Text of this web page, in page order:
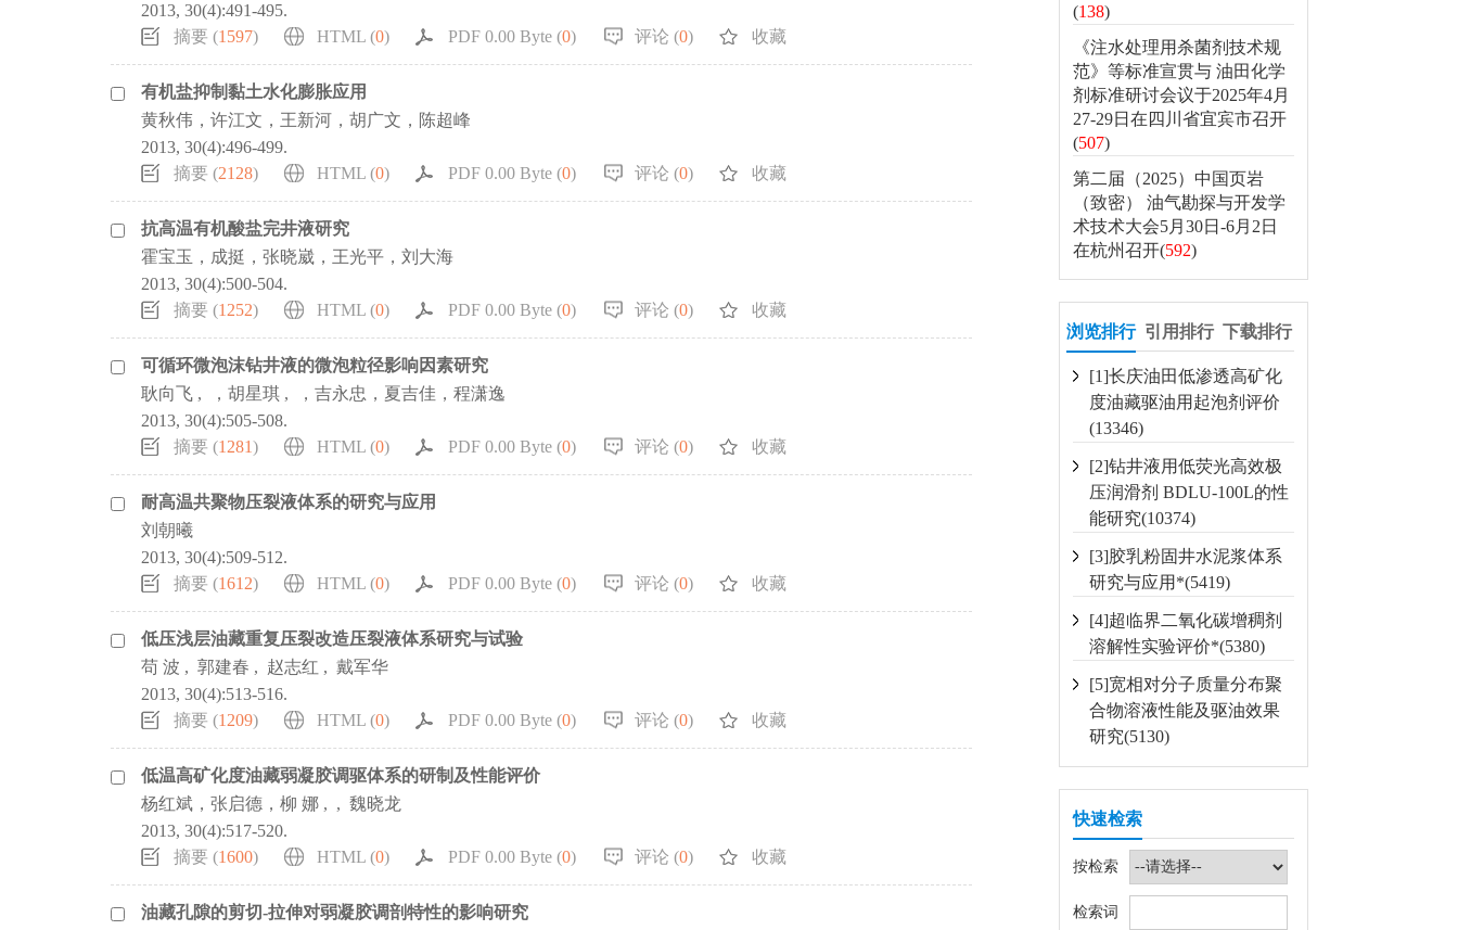
2013, 30(4):491-495.
摘要 (1597) HTML (0) PDF 0.00 Byte (0) 评论 (0) 收藏
有机盐抑制黏土水化膨胀应用
黄秋伟，许江文，王新河，胡广文，陈超峰
2013, 30(4):496-499.
摘要 (2128) HTML (0) PDF 0.00 Byte (0) 评论 (0) 收藏
抗高温有机酸盐完井液研究
霍宝玉，成挺，张晓崴，王光平，刘大海
2013, 30(4):500-504.
摘要 (1252) HTML (0) PDF 0.00 Byte (0) 评论 (0) 收藏
可循环微泡沫钻井液的微泡粒径影响因素研究
耿向飞 , ，胡星琪 , ，吉永忠，夏吉佳，程潇逸
2013, 30(4):505-508.
摘要 (1281) HTML (0) PDF 0.00 Byte (0) 评论 (0) 收藏
耐高温共聚物压裂液体系的研究与应用
刘朝曦
2013, 30(4):509-512.
摘要 (1612) HTML (0) PDF 0.00 Byte (0) 评论 (0) 收藏
低压浅层油藏重复压裂改造压裂液体系研究与试验
苟 波 , 郭建春 , 赵志红 , 戴军华
2013, 30(4):513-516.
摘要 (1209) HTML (0) PDF 0.00 Byte (0) 评论 (0) 收藏
低温高矿化度油藏弱凝胶调驱体系的研制及性能评价
杨红斌，张启德，柳 娜 , , 魏晓龙
2013, 30(4):517-520.
摘要 (1600) HTML (0) PDF 0.00 Byte (0) 评论 (0) 收藏
油藏孔隙的剪切-拉伸对弱凝胶调剖特性的影响研究
(138)
《注水处理用杀菌剂技术规
范》等标准宣贯与 油田化学
剂标准研讨会议于2025年4月
27-29日在四川省宜宾市召开
(507)
第二届（2025）中国页岩
（致密） 油气勘探与开发学
术技术大会5月30日-6月2日
在杭州召开(592)
浏览排行 引用排行 下载排行
[1]长庆油田低渗透高矿化
度油藏驱油用起泡剂评价
(13346)
[2]钻井液用低荧光高效极
压润滑剂 BDLU-100L的性
能研究(10374)
[3]胶乳粉固井水泥浆体系
研究与应用*(5419)
[4]超临界二氧化碳增稠剂
溶解性实验评价*(5380)
[5]宽相对分子质量分布聚
合物溶液性能及驱油效果
研究(5130)
快速检索
按检索
检索词